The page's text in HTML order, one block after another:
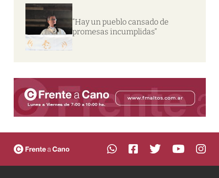
“Hay un pueblo cansado de
promesas incumplidas”